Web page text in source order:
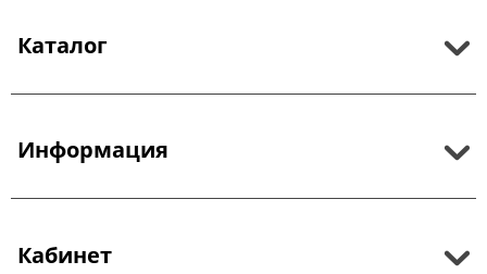
Каталог
Информация
Кабинет